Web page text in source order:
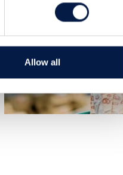
Allow all